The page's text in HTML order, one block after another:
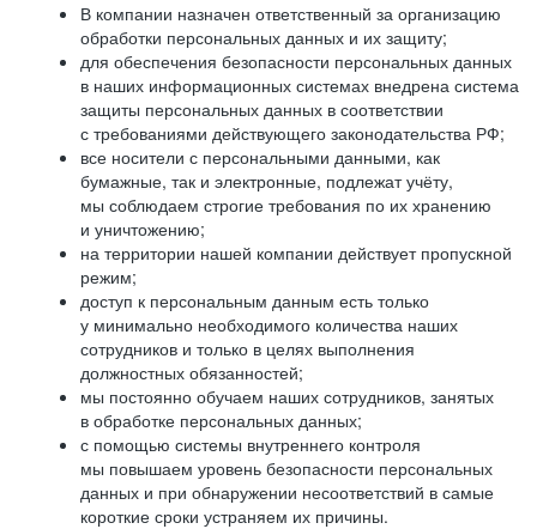
В компании назначен ответственный за организацию
обработки персональных данных и их защиту;
для обеспечения безопасности персональных данных
в наших информационных системах внедрена система
защиты персональных данных в соответствии
с требованиями действующего законодательства РФ;
все носители с персональными данными, как
бумажные, так и электронные, подлежат учёту,
мы соблюдаем строгие требования по их хранению
и уничтожению;
на территории нашей компании действует пропускной
режим;
доступ к персональным данным есть только
у минимально необходимого количества наших
сотрудников и только в целях выполнения
должностных обязанностей;
мы постоянно обучаем наших сотрудников, занятых
в обработке персональных данных;
с помощью системы внутреннего контроля
мы повышаем уровень безопасности персональных
данных и при обнаружении несоответствий в самые
короткие сроки устраняем их причины.